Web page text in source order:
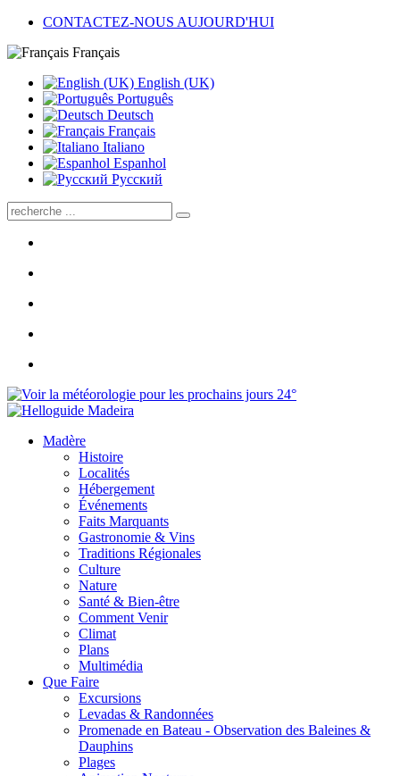
CONTACTEZ-NOUS AUJOURD'HUI
Français
English (UK)
Português
Deutsch
Français
Italiano
Espanhol
Pусский
24°
Madère
Histoire
Localités
Hébergement
Événements
Faits Marquants
Gastronomie & Vins
Traditions Régionales
Culture
Nature
Santé & Bien-être
Comment Venir
Climat
Plans
Multimédia
Que Faire
Excursions
Levadas & Randonnées
Promenade en Bateau - Observation des Baleines &
Dauphins
Plages